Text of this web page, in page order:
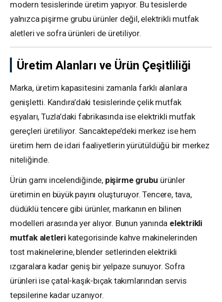
modern tesislerinde üretim yapıyor. Bu tesislerde
yalnızca pişirme grubu ürünler değil, elektrikli mutfak
aletleri ve sofra ürünleri de üretiliyor.
Üretim Alanları ve Ürün Çeşitliliği
Marka, üretim kapasitesini zamanla farklı alanlara
genişletti. Kandıra’daki tesislerinde çelik mutfak
eşyaları, Tuzla’daki fabrikasında ise elektrikli mutfak
gereçleri üretiliyor. Sancaktepe’deki merkez ise hem
üretim hem de idari faaliyetlerin yürütüldüğü bir merkez
niteliğinde.
Ürün gamı incelendiğinde, pişirme grubu ürünler
üretimin en büyük payını oluşturuyor. Tencere, tava,
düdüklü tencere gibi ürünler, markanın en bilinen
modelleri arasında yer alıyor. Bunun yanında elektrikli
mutfak aletleri kategorisinde kahve makinelerinden
tost makinelerine, blender setlerinden elektrikli
ızgaralara kadar geniş bir yelpaze sunuyor. Sofra
ürünleri ise çatal-kaşık-bıçak takımlarından servis
tepsilerine kadar uzanıyor.